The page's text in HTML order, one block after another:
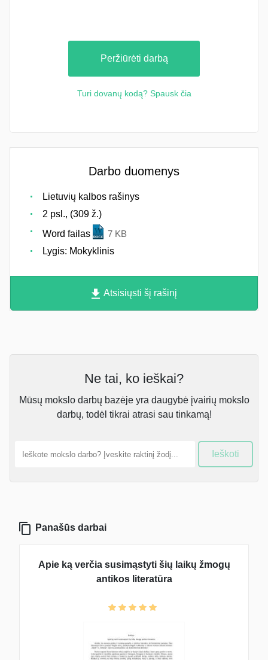
Peržiūrėti darbą
Turi dovanų kodą? Spausk čia
Darbo duomenys
Lietuvių kalbos rašinys
2 psl., (309 ž.)
Word failas
7 KB
Lygis: Mokyklinis
Atsisiųsti šį rašinį
Ne tai, ko ieškai?
Mūsų mokslo darbų bazėje yra daugybė įvairių mokslo
darbų, todėl tikrai atrasi sau tinkamą!
Ieškoti
Panašūs darbai
Apie ką verčia susimąstyti šių laikų žmogų
antikos literatūra